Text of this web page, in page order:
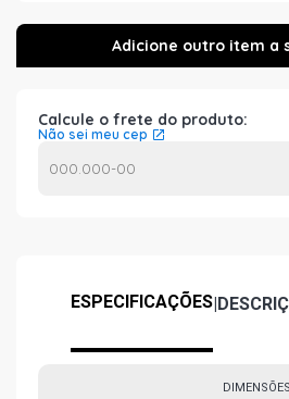
Calcule o frete do produto:
Não sei meu cep
ESPECIFICAÇÕES|